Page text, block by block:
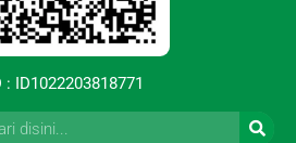
: ID1022203818771